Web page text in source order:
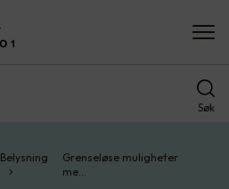
Søk
Belysning
Grenseløse muligheter
me…